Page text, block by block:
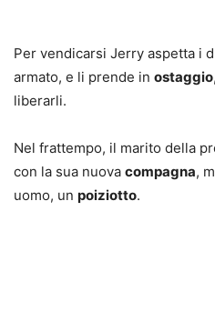
Per vendicarsi Jerry aspetta i
armato, e li prende in ostaggio
liberarli.
Nel frattempo, il marito della
con la sua nuova compagna,
uomo, un poiziotto.